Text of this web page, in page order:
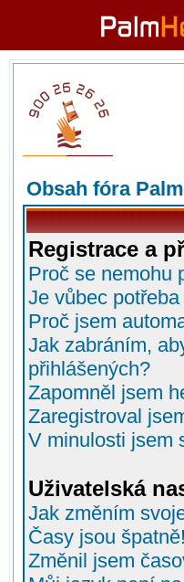
Obsah fóra
Registrace a
Proč se nemohu
Je vůbec
Proč jsem
Jak zabráním,
přihlášených?
Zapomněl jsem
Zaregistroval
V minulosti jsem
Uživatelská
Jak změním
Časy jsou špatně!
Změnil jsem